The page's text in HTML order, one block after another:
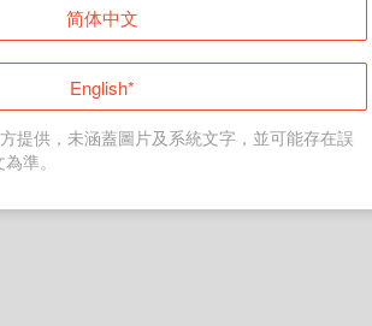
返回首頁
简体中文
English*
提供，未涵蓋圖片及系統文字，並可能存在誤
準。